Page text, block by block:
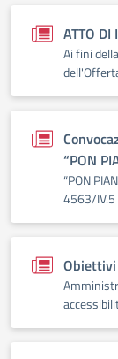
ATTO DI
Ai fini
“PON
“PON
4563/